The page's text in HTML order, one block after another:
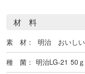
材 料
素 材： 明治 おいしい
種 菌： 明治LG-21 50ｇ